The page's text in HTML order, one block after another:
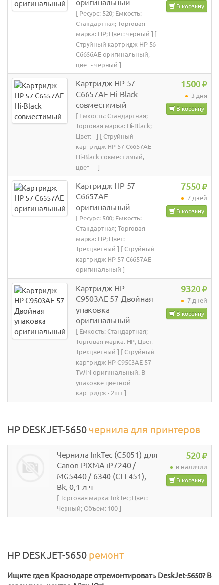
оригинальный
[ Ресурс: 520; Емкость:
Стандартная; Торговая
марка: HP; Цвет: черный ] [
Струйный картридж HP 56
C6656AE оригинальный,
цвет - черный ]
В корзину
Картридж HP 57
C6657AE Hi-Black
совместимый
[ Емкость: Стандартная;
Торговая марка: Hi-Black;
Цвет: - ] [ Струйный
картридж HP 57 C6657AE
Hi-Black совместимый,
цвет - - ]
1500
3 дня
В корзину
Картридж HP 57
C6657AE
оригинальный
[ Ресурс: 500; Емкость:
Стандартная; Торговая
марка: HP; Цвет:
Трехцветный ] [ Струйный
картридж HP 57 C6657AE
оригинальный ]
7550
7 дней
В корзину
Картридж HP
C9503AE 57 Двойная
упаковка
оригинальный
[ Емкость: Стандартная;
Торговая марка: HP; Цвет:
Трехцветный ] [ Струйный
картридж HP C9503AE 57
TWIN оригинальный. В
упаковке цветной
картридж - 2шт ]
9320
7 дней
В корзину
HP DESKJET-5650 чернила для принтеров
Чернила InkTec (C5051) для
Canon PIXMA iP7240 /
MG5440 / 6340 (CLI-451),
Bk, 0,1 л.ч
[ Торговая марка: InkTec; Цвет:
Черный; Объем: 100 ]
520
в наличии
В корзину
HP DESKJET-5650 ремонт
Ищите где в Краснодаре отремонтировать DeskJet-5650? В